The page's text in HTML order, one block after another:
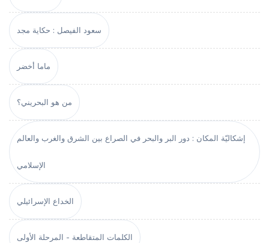
سعود الفيصل : حكاية مجد
ماما أخضر
من هو البحريني؟
إشكاليّة المكان : دور البر والبحر في الصراع بين الشرق والغرب والعالم
الإسلامي
الخداع الإسرائيلي
الكلمات المتقاطعة - المرحلة الأولى